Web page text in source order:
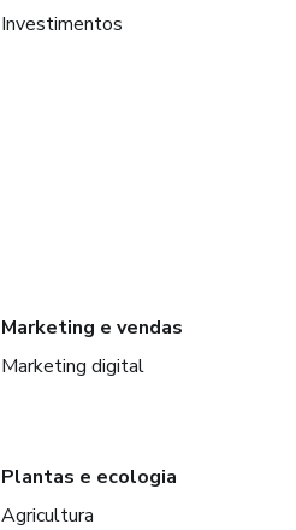
Investimentos
Marketing e vendas
Marketing digital
Plantas e ecologia
Agricultura